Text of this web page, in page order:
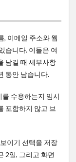
, 이메일 주소와 웹
습니다. 이들은 여
남길 때 세부사항
동안 남습니다.
수용하는지 임시
포함하지 않고 브
이기 선택을 저장
2일, 그리고 화면